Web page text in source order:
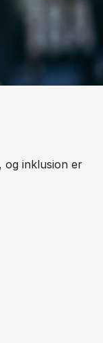
og inklusion er